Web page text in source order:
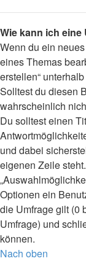
Wie kann ich eine
Wenn du ein
eines Themas
erstellen“
Solltest du diesen
wahrscheinlich
Du solltest einen
und dabei
eigenen Zeile
Optionen ein
die Umfrage gilt (0
Umfrage) und
können.
Nach oben